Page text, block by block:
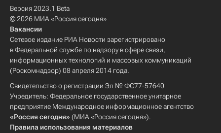
Версия 2023.1 Beta
© 2026 МИА «Россия сегодня»
Вакансии
Сетевое издание РИА Новости зарегистрировано
в Федеральной службе по надзору в сфере связи,
информационных технологий и массовых коммуникаций
(Роскомнадзор) 08 апреля 2014 года.
Свидетельство о регистрации Эл № ФС77-57640
Учредитель: Федеральное государственное унитарное
предприятие Международное информационное агентство
«Россия сегодня» (МИА «Россия сегодня»).
Правила использования материалов